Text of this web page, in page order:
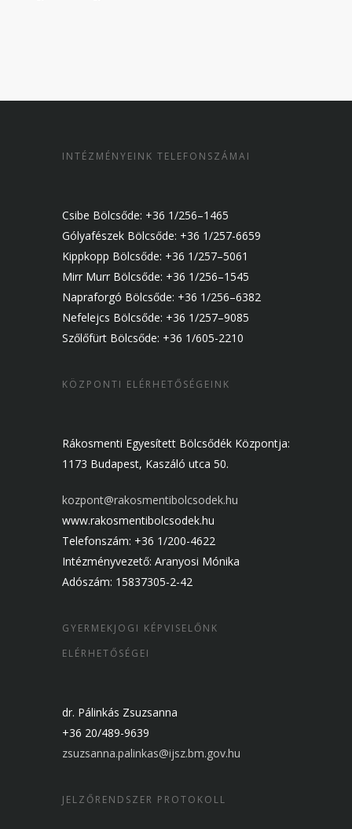
INTÉZMÉNYEINK TELEFONSZÁMAI
Csibe Bölcsőde: +36 1/256–1465
Gólyafészek Bölcsőde: +36 1/257-6659
Kippkopp Bölcsőde: +36 1/257–5061
Mirr Murr Bölcsőde: +36 1/256–1545
Napraforgó Bölcsőde: +36 1/256–6382
Nefelejcs Bölcsőde: +36 1/257–9085
Szőlőfürt Bölcsőde: +36 1/605-2210
KÖZPONTI ELÉRHETŐSÉGEINK
Rákosmenti Egyesített Bölcsődék Központja:
1173 Budapest, Kaszáló utca 50.
kozpont@rakosmentibolcsodek.hu
www.rakosmentibolcsodek.hu
Telefonszám: +36 1/200-4622
Intézményvezető: Aranyosi Mónika
Adószám: 15837305-2-42
GYERMEKJOGI KÉPVISELŐNK
ELÉRHETŐSÉGEI
dr. Pálinkás Zsuzsanna
+36 20/489-9639
zsuzsanna.palinkas@ijsz.bm.gov.hu
JELZŐRENDSZER PROTOKOLL